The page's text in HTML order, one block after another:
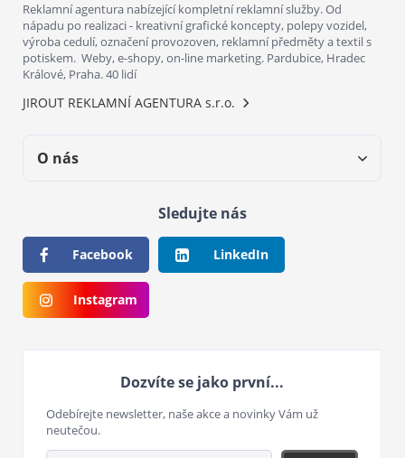
Reklamní agentura nabízející kompletní reklamní služby. Od
nápadu po realizaci - kreativní grafické koncepty, polepy vozidel,
výroba cedulí, označení provozoven, reklamní předměty a textil s
potiskem. Weby, e-shopy, on-line marketing. Pardubice, Hradec
Králové, Praha. 40 lidí
JIROUT REKLAMNÍ AGENTURA s.r.o.
O nás
Sledujte nás
Facebook LinkedIn
Instagram
Dozvíte se jako první...
Odebírejte newsletter, naše akce a novinky Vám už
neutečou.